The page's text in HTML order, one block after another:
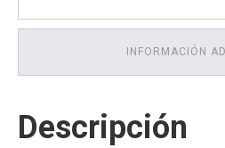
Copas
INFORMACIÓN
Descripción